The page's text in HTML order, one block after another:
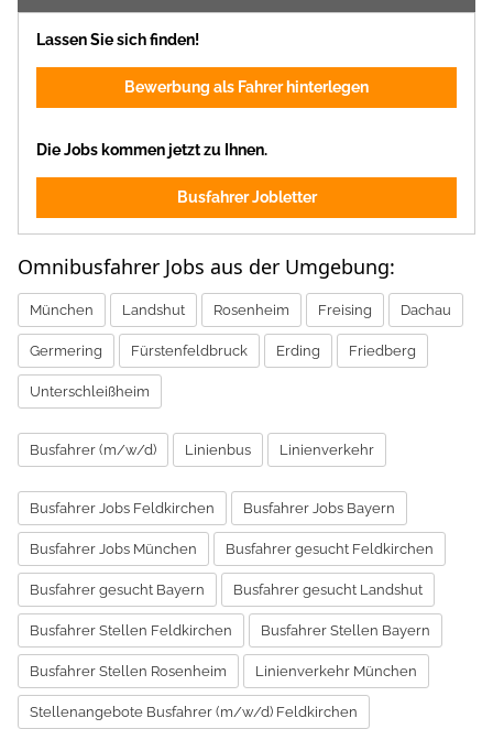
Lassen Sie sich finden!
Bewerbung als Fahrer hinterlegen
Die Jobs kommen jetzt zu Ihnen.
Busfahrer Jobletter
Omnibusfahrer Jobs aus der Umgebung:
München Landshut Rosenheim Freising Dachau
Germering Fürstenfeldbruck Erding Friedberg
Unterschleißheim
Busfahrer (m/w/d) Linienbus Linienverkehr
Busfahrer Jobs Feldkirchen Busfahrer Jobs Bayern
Busfahrer Jobs München Busfahrer gesucht Feldkirchen
Busfahrer gesucht Bayern Busfahrer gesucht Landshut
Busfahrer Stellen Feldkirchen Busfahrer Stellen Bayern
Busfahrer Stellen Rosenheim Linienverkehr München
Stellenangebote Busfahrer (m/w/d) Feldkirchen